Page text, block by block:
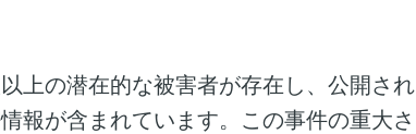
上の潜在的な被害者が存在し、公開され
報が含まれています。この事件の重大さ